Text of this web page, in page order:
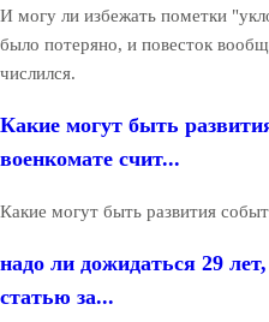
И могу ли избежать пометки
было потеряно, и повесток
числился.
Какие могут быть
военкомате счит...
Какие могут быть развития
надо ли дожидаться 29
статью за...